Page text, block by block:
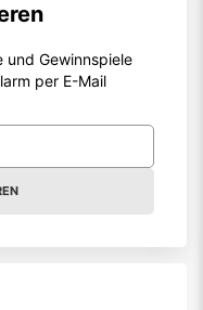
und Gewinnspiele
per E-Mail